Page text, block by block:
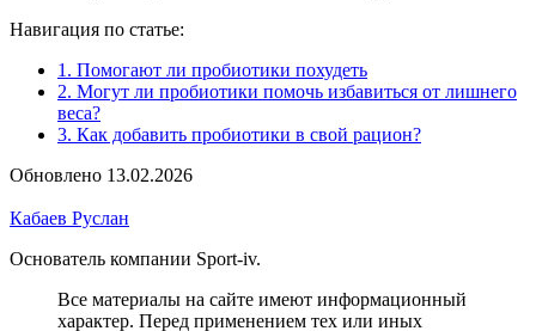
Навигация по статье:
1. Помогают ли пробиотики похудеть
2. Могут ли пробиотики помочь избавиться от лишнего
веса?
3. Как добавить пробиотики в свой рацион?
Обновлено 13.02.2026
Кабаев Руслан
Основатель компании Sport-iv.
Все материалы на сайте имеют информационный
характер. Перед применением тех или иных